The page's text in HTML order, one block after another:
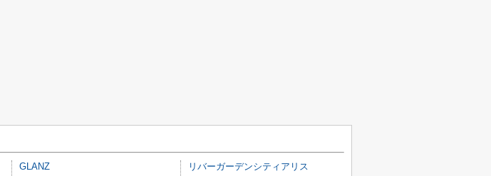
GLANZ リバーガーデンシティアリス